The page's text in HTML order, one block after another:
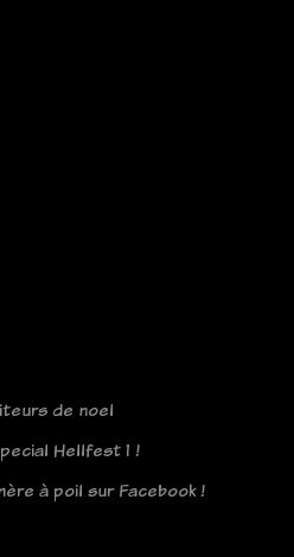
de noel
Hellfest 1 !
à poil sur Facebook !